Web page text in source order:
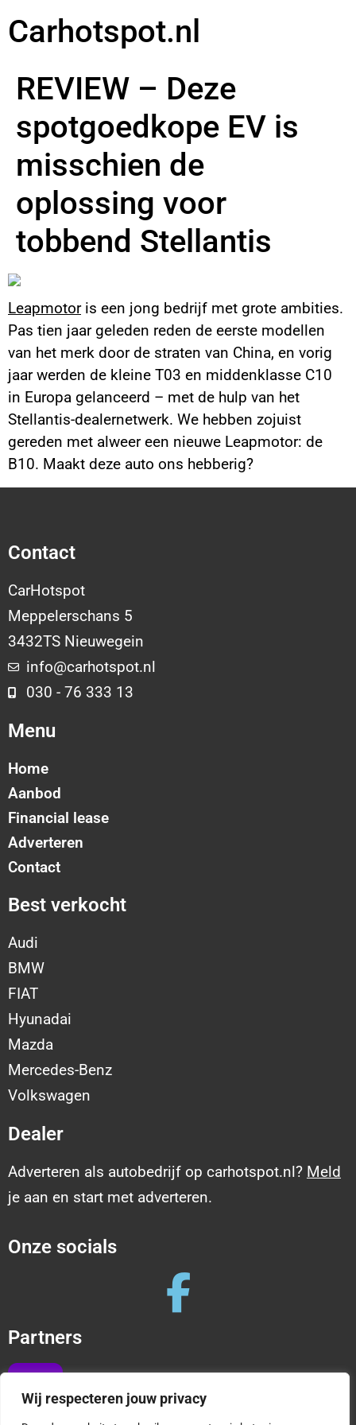
Wij respecteren jouw privacy
Carhotspot.nl
REVIEW – Deze
spotgoedkope EV is
misschien de
oplossing voor
tobbend Stellantis
Leapmotoris een jong bedrijf met grote ambities.
Pas tien jaar geleden reden de eerste modellen
van het merk door de straten van China, en vorig
jaar werden de kleine T03 en middenklasse C10
in Europa gelanceerd – met de hulp van het
Stellantis-dealernetwerk. We hebben zojuist
gereden met alweer een nieuwe Leapmotor: de
B10. Maakt deze auto ons hebberig?
Contact
CarHotspot
Meppelerschans 5
3432TS Nieuwegein
info@carhotspot.nl
030 - 76 333 13
Menu
Home
Aanbod
Financial lease
Adverteren
Contact
Best verkocht
Audi
BMW
FIAT
Hyunadai
Mazda
Mercedes-Benz
Volkswagen
Dealer
Adverteren als autobedrijf op carhotspot.nl? Meld
je aan en start met adverteren.
Onze socials
Partners